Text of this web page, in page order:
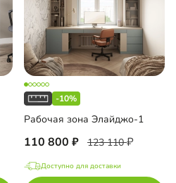
-10%
Рабочая зона Элайджо-1
110 800 123 110
Доступно для доставки